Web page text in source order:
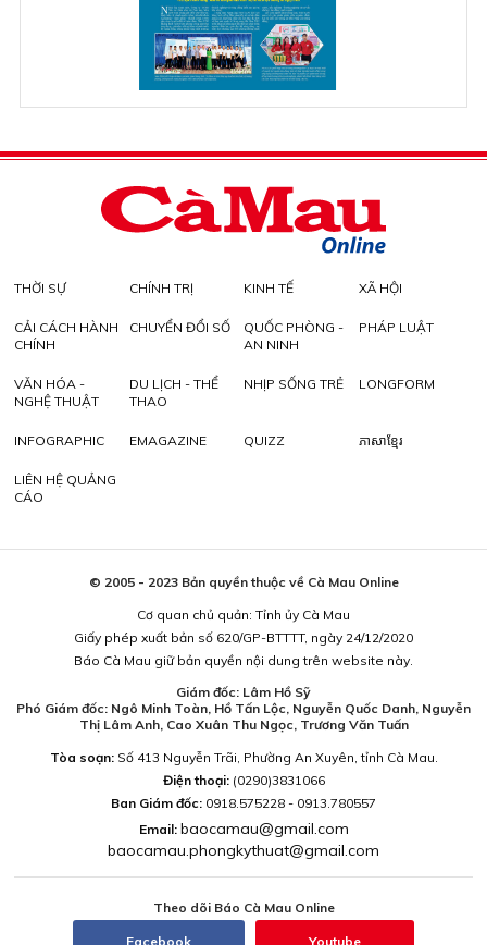
THỜI SỰ CHÍNH TRỊ KINH TẾ XÃ HỘI
CẢI CÁCH HÀNH
CHÍNH
CHUYỂN ĐỔI SỐ
QUỐC PHÒNG -
AN NINH
PHÁP LUẬT
VĂN HÓA -
NGHỆ THUẬT
DU LỊCH - THỂ
THAO
NHỊP SỐNG TRẺ LONGFORM
INFOGRAPHIC EMAGAZINE QUIZZ ភាសាខ្មែរ
LIÊN HỆ QUẢNG
CÁO
© 2005 - 2023 Bản quyền thuộc về Cà Mau Online
Cơ quan chủ quản: Tỉnh ủy Cà Mau
Giấy phép xuất bản số 620/GP-BTTTT, ngày 24/12/2020
Báo Cà Mau giữ bản quyền nội dung trên website này.
Giám đốc: Lâm Hồ Sỹ
Phó Giám đốc: Ngô Minh Toàn, Hồ Tấn Lộc, Nguyễn Quốc Danh, Nguyễn
Thị Lâm Anh, Cao Xuân Thu Ngọc, Trương Văn Tuấn
Tòa soạn:Số 413 Nguyễn Trãi, Phường An Xuyên, tỉnh Cà Mau.
Điện thoại: (0290)3831066
Ban Giám đốc: 0918.575228 - 0913.780557
Email: baocamau@gmail.com
baocamau.phongkythuat@gmail.com
Theo dõi Báo Cà Mau Online
Facebook Youtube